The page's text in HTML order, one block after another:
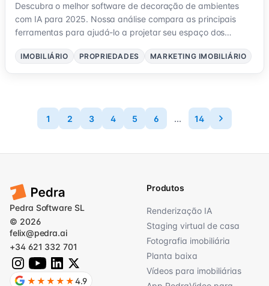
Descubra o melhor software de decoração de ambientes
com IA para 2025. Nossa análise compara as principais
ferramentas para ajudá-lo a projetar seu espaço dos
IMOBILIÁRIO PROPRIEDADES MARKETING IMOBILIÁRIO
1 2 3 4 5 6 ... 14
Produtos
Renderização IA
Staging virtual de casa
Fotografia imobiliária
Planta baixa
Vídeos para imobiliárias
Pedra Software SL
© 2026
felix@pedra.ai
+34 621 332 701
★★★★★4.9